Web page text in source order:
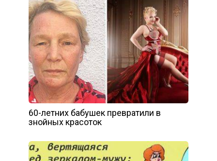
60-летних бабушек превратили в
знойных красоток